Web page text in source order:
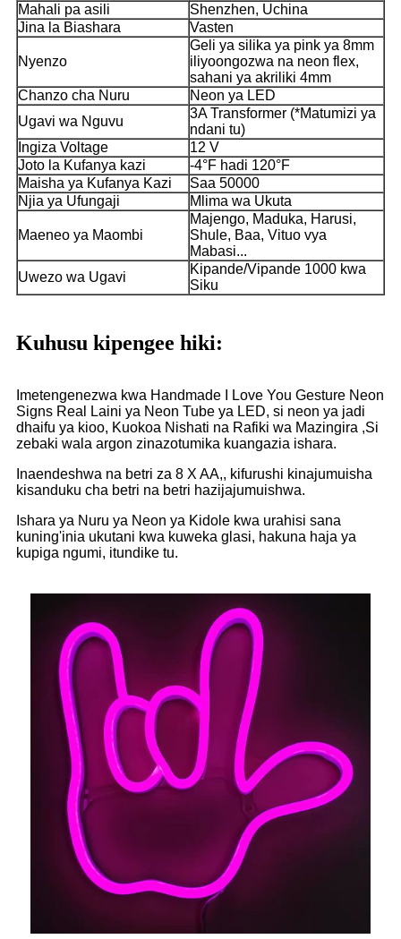
Mahali pa asili
Shenzhen, Uchina
Jina la Biashara
Vasten
Nyenzo
Geli ya silika ya pink ya 8mm
iliyoongozwa na neon flex,
sahani ya akriliki 4mm
Chanzo cha Nuru
Neon ya LED
Ugavi wa Nguvu
3A Transformer (*Matumizi ya
ndani tu)
Ingiza Voltage
12 V
Joto la Kufanya kazi
-4°F hadi 120°F
Maisha ya Kufanya Kazi
Saa 50000
Njia ya Ufungaji
Mlima wa Ukuta
Maeneo ya Maombi
Majengo, Maduka, Harusi,
Shule, Baa, Vituo vya
Mabasi...
Uwezo wa Ugavi
Kipande/Vipande 1000 kwa
Siku
Kuhusu kipengee hiki:
Imetengenezwa kwa Handmade I Love You Gesture Neon
Signs Real Laini ya Neon Tube ya LED, si neon ya jadi
dhaifu ya kioo, Kuokoa Nishati na Rafiki wa Mazingira ,Si
zebaki wala argon zinazotumika kuangazia ishara.
Inaendeshwa na betri za 8 X AA,, kifurushi kinajumuisha
kisanduku cha betri na betri hazijajumuishwa.
Ishara ya Nuru ya Neon ya Kidole kwa urahisi sana
kuning'inia ukutani kwa kuweka glasi, hakuna haja ya
kupiga ngumi, itundike tu.